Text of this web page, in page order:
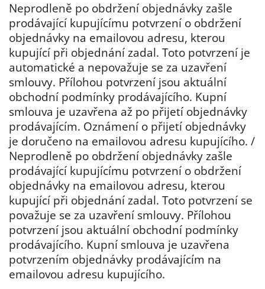
Neprodleně po obdržení objednávky zašle
prodávající kupujícímu potvrzení o obdržení
objednávky na emailovou adresu, kterou
kupující při objednání zadal. Toto potvrzení je
automatické a nepovažuje se za uzavření
smlouvy. Přílohou potvrzení jsou aktuální
obchodní podmínky prodávajícího. Kupní
smlouva je uzavřena až po přijetí objednávky
prodávajícím. Oznámení o přijetí objednávky
je doručeno na emailovou adresu kupujícího. /
Neprodleně po obdržení objednávky zašle
prodávající kupujícímu potvrzení o obdržení
objednávky na emailovou adresu, kterou
kupující při objednání zadal. Toto potvrzení se
považuje se za uzavření smlouvy. Přílohou
potvrzení jsou aktuální obchodní podmínky
prodávajícího. Kupní smlouva je uzavřena
potvrzením objednávky prodávajícím na
emailovou adresu kupujícího.